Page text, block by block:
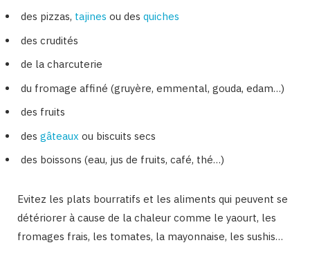
des pizzas, tajines ou des quiches
des crudités
de la charcuterie
du fromage affiné (gruyère, emmental, gouda, edam…)
des fruits
des gâteaux ou biscuits secs
des boissons (eau, jus de fruits, café, thé…)
Evitez les plats bourratifs et les aliments qui peuvent se
détériorer à cause de la chaleur comme le yaourt, les
fromages frais, les tomates, la mayonnaise, les sushis…